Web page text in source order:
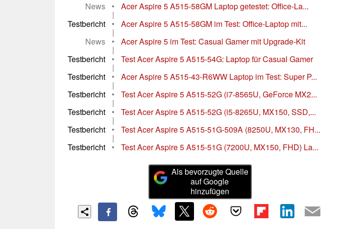
News
• Acer Aspire 5 A515-58GM Laptop getestet: Office-La...
|
Testbericht
• Acer Aspire 5 A515-58GM im Test: Office-Laptop mit...
|
News
• Acer Aspire 5 im Test: Casual Gamer mit Upgrade-Kit
|
Testbericht
• Test Acer Aspire 5 A515-54G: Laptop für Casual Gamer
|
Testbericht
• Acer Aspire 5 A515-43-R6WW Laptop im Test: Super P...
|
Testbericht
• Test Acer Aspire 5 A515-52G (i7-8565U, GeForce MX2...
|
Testbericht
• Test Acer Aspire 5 A515-52G (i5-8265U, MX150, SSD,...
|
Testbericht
• Test Acer Aspire 5 A515-51G-509A (8250U, MX130, FH...
|
Testbericht
• Test Acer Aspire 5 A515-51G (7200U, MX150, FHD) La...
Als bevorzugte Quelle
auf Google
hinzufügen